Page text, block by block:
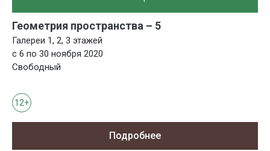
Геометрия пространства – 5
Галереи 1, 2, 3 этажей
с 6 по 30 ноября 2020
Свободный
12+
Подробнее